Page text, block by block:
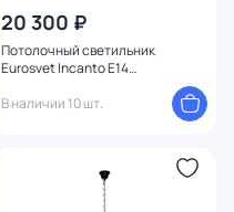
20 300 ₽
Потолочный светильник
Eurosvet Incanto E14
В наличии 10 шт.